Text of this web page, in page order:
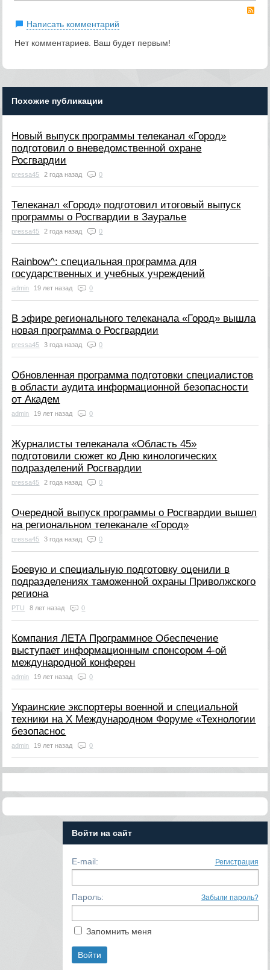
Написать комментарий
Нет комментариев. Ваш будет первым!
Похожие публикации
Новый выпуск программы телеканал «Город»
подготовил о вневедомственной охране
Росгвардии
pressa45 2 года назад 0
Телеканал «Город» подготовил итоговый выпуск
программы о Росгвардии в Зауралье
pressa45 2 года назад 0
Rainbow^: специальная программа для
государственных и учебных учреждений
admin 19 лет назад 0
В эфире регионального телеканала «Город» вышла
новая программа о Росгвардии
pressa45 3 года назад 0
Обновленная программа подготовки специалистов
в области аудита информационной безопасности
от Академ
admin 19 лет назад 0
Журналисты телеканала «Область 45»
подготовили сюжет ко Дню кинологических
подразделений Росгвардии
pressa45 2 года назад 0
Очередной выпуск программы о Росгвардии вышел
на региональном телеканале «Город»
pressa45 3 года назад 0
Боевую и специальную подготовку оценили в
подразделениях таможенной охраны Приволжского
региона
PTU 8 лет назад 0
Компания ЛЕТА Программное Обеспечение
выступает информационным спонсором 4-ой
международной конферен
admin 19 лет назад 0
Украинские экспортеры военной и специальной
техники на Х Международном Форуме «Технологии
безопаснос
admin 19 лет назад 0
Войти на сайт
E-mail: Регистрация
Пароль: Забыли пароль?
Запомнить меня